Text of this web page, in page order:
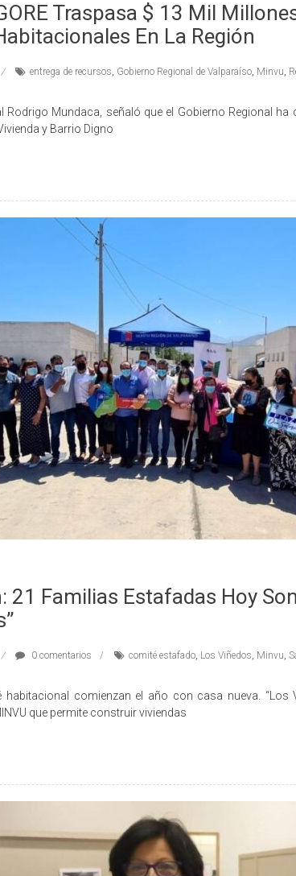
Traspasa $ 13 Mil
En La Región
entrega de recursos, Gobierno Regional de Valparaíso, Minvu,
Rodrigo Mundaca, señaló que el Gobierno Regional
y Barrio Digno
21 Familias Estafadas Hoy
0 comentarios comité estafado, Los Viñedos, Minvu,
habitacional comienzan el año con casa nueva. “Los
que permite construir viviendas